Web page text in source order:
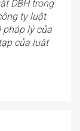
DBH trong
ty luật
pháp lý của
của luật